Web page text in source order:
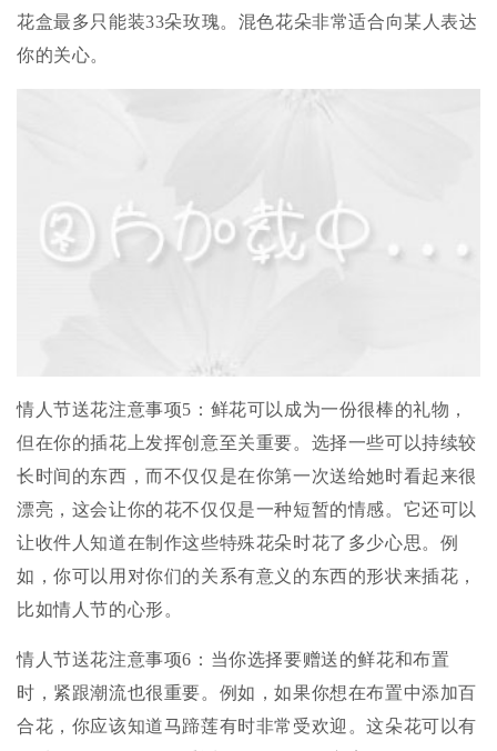
花盒最多只能装33朵玫瑰。混色花朵非常适合向某人表达
你的关心。
情人节送花注意事项5：鲜花可以成为一份很棒的礼物，
但在你的插花上发挥创意至关重要。选择一些可以持续较
长时间的东西，而不仅仅是在你第一次送给她时看起来很
漂亮，这会让你的花不仅仅是一种短暂的情感。它还可以
让收件人知道在制作这些特殊花朵时花了多少心思。例
如，你可以用对你们的关系有意义的东西的形状来插花，
比如情人节的心形。
情人节送花注意事项6：当你选择要赠送的鲜花和布置
时，紧跟潮流也很重要。例如，如果你想在布置中添加百
合花，你应该知道马蹄莲有时非常受欢迎。这朵花可以有